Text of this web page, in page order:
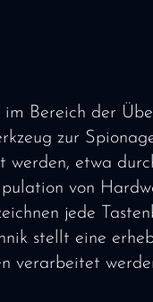
Bereich der
zur
werden, etwa
von
jede
stellt eine
verarbeitet